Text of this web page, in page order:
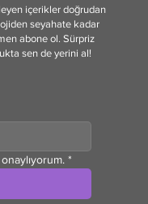
*
içerikler doğrudan
seyahate kadar
abone ol. Sürpriz
sen de yerini al!